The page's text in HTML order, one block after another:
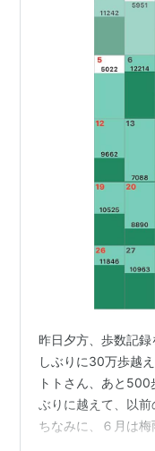
昨日夕方、歩数記
しぶりに30万歩越
トトさん、あと500
ぶりに越えて、以
ちなみに、６月は梅